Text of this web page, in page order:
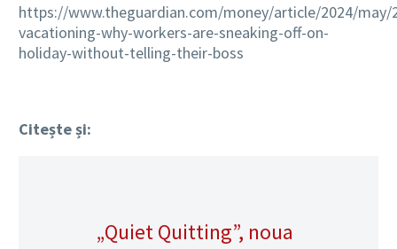
https://www.theguardian.com/money/article/2024/may/
vacationing-why-workers-are-sneaking-off-on-
holiday-without-telling-their-boss
Citește și:
„Quiet Quitting”, noua